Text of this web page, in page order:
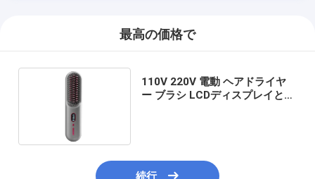
最高の価格で
110V 220V 電動 ヘアドライヤ
ー ブラシ LCDディスプレイとネ
続行